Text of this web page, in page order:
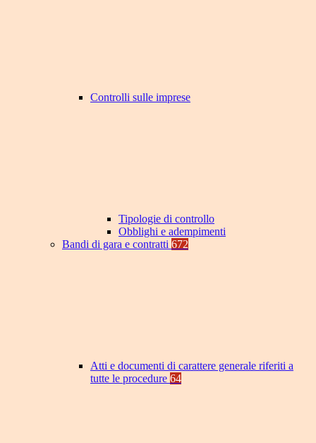
Controlli sulle imprese
Tipologie di controllo
Obblighi e adempimenti
Bandi di gara e contratti 672
Atti e documenti di carattere generale riferiti a
tutte le procedure 64